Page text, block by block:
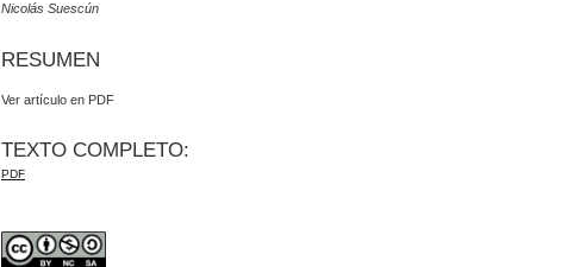
Nicolás Suescún
RESUMEN
Ver artículo en PDF
TEXTO COMPLETO:
PDF